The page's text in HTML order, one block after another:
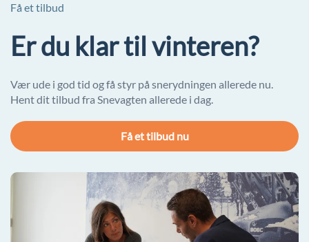
Få et tilbud
Er du klar til vinteren?
Vær ude i god tid og få styr på snerydningen allerede nu.
Hent dit tilbud fra Snevagten allerede i dag.
Få et tilbud nu